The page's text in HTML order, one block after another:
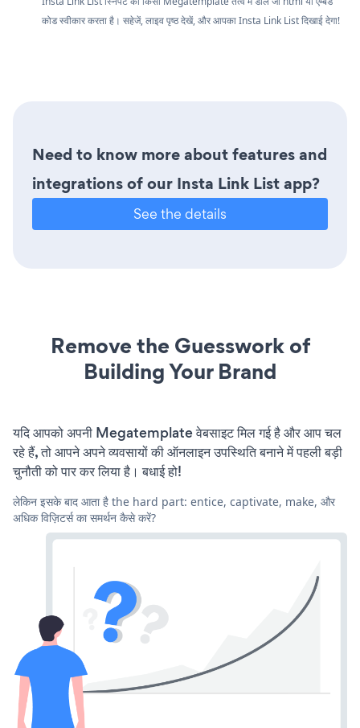
कोड स्वीकार करता है। सहेजें, लाइव पृष्ठ देखें, और आपका Insta Link List दिखाई देगा!
Need to know more about features and
integrations of our Insta Link List app?
See the details
Remove the Guesswork of
Building Your Brand
यदि आपको अपनी Megatemplate वेबसाइट मिल गई है और आप चल
रहे हैं, तो आपने अपने व्यवसायों की ऑनलाइन उपस्थिति बनाने में पहली बड़ी
चुनौती को पार कर लिया है। बधाई हो!
लेकिन इसके बाद आता है the hard part: entice, captivate, make, और
अधिक विज़िटर्स का समर्थन कैसे करें?